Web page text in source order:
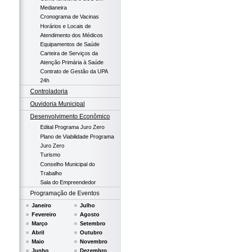
Medianeira
Cronograma de Vacinas
Horários e Locais de
Atendimento dos Médicos
Equipamentos de Saúde
Carteira de Serviços da
Atenção Primária à Saúde
Contrato de Gestão da UPA
24h
Controladoria
Ouvidoria Municipal
Desenvolvimento Econômico
Edital Programa Juro Zero
Plano de Viabilidade Programa
Juro Zero
Turismo
Conselho Municipal do
Trabalho
Sala do Empreendedor
Programação de Eventos
Janeiro
Fevereiro
Março
Abril
Maio
Junho
Julho
Agosto
Setembro
Outubro
Novembro
Dezembro